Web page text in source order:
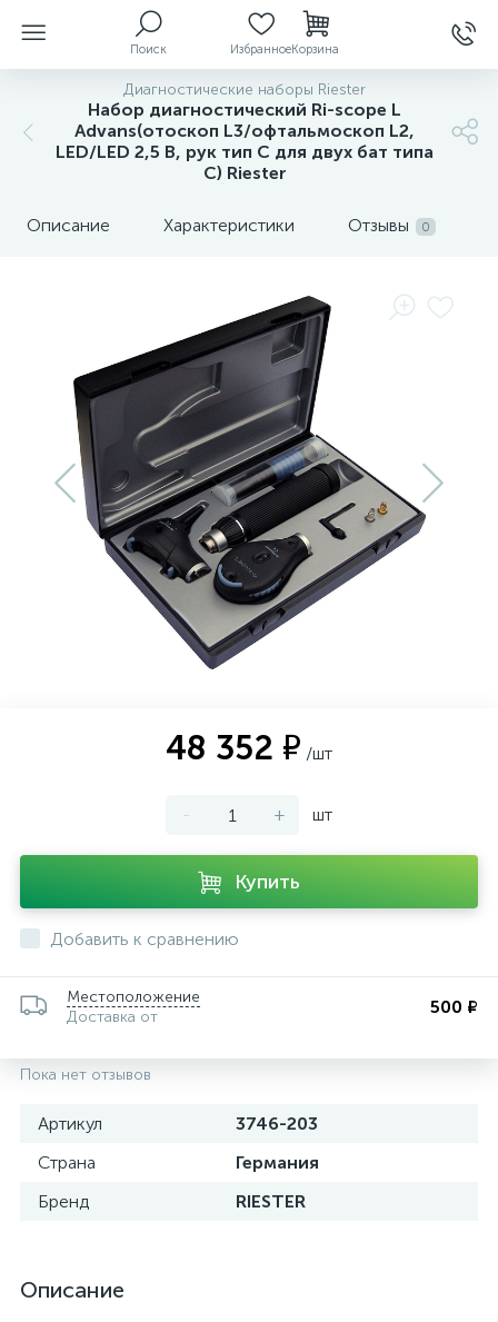
Поиск ИзбранноеКорзина
Диагностические наборы Riester
Набор диагностический Ri-scope L
Advans(отоскоп L3/офтальмоскоп L2,
LED/LED 2,5 В, рук тип С для двух бат типа
С) Riester
Описание Характеристики Отзывы 0
48 352 ₽ /шт
- + шт
Купить
Добавить к сравнению
Местоположение
Доставка от
500 ₽
Пока нет отзывов
Артикул
3746-203
Страна
Германия
Бренд
RIESTER
Описание